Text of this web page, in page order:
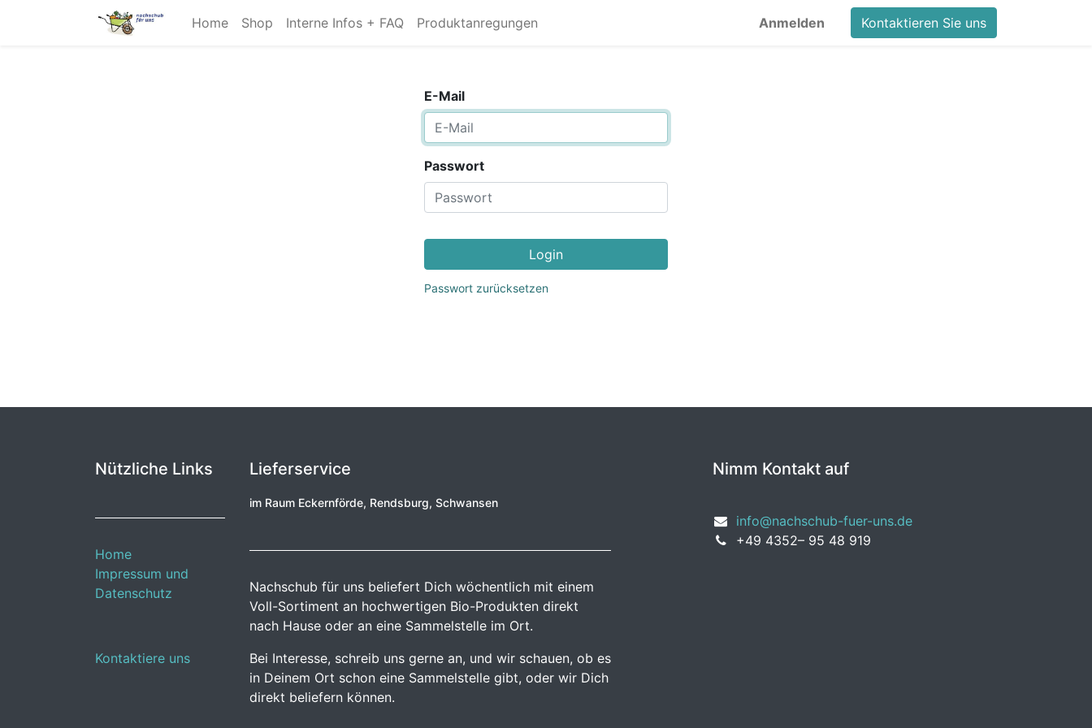
Home Shop Interne Infos + FAQ Produktanregungen Anmelden Kontaktieren Sie uns
E-Mail
Passwort
Login
Passwort zurücksetzen
Nützliche Links
Home
Impressum und
Datenschutz
Kontaktiere uns
Lieferservice
im Raum Eckernförde, Rendsburg, Schwansen
Nachschub für uns beliefert Dich wöchentlich mit einem
Voll-Sortiment an hochwertigen Bio-Produkten direkt
nach Hause oder an eine Sammelstelle im Ort.
Bei Interesse, schreib uns gerne an, und wir schauen, ob es
in Deinem Ort schon eine Sammelstelle gibt, oder wir Dich
direkt beliefern können.
Nimm Kontakt auf
info@nachschub-fuer-uns.de
+49 4352– 95 48 919